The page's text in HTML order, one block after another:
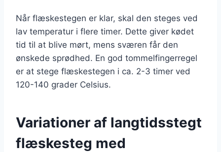
Når flæskestegen er klar, skal den steges ved
lav temperatur i flere timer. Dette giver kødet
tid til at blive mørt, mens sværen får den
ønskede sprødhed. En god tommelfingerregel
er at stege flæskestegen i ca. 2-3 timer ved
120-140 grader Celsius.
Variationer af langtidsstegt
flæskesteg med